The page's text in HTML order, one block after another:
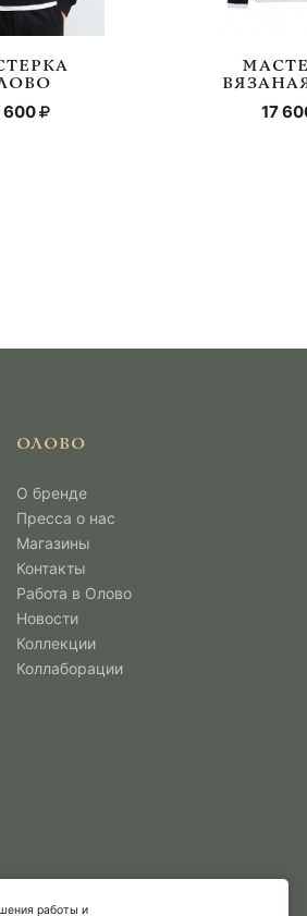
600
17
работы и
ОЛОВО
О бренде
Пресса о нас
Магазины
Контакты
Работа в Олово
Новости
Коллекции
Коллаборации